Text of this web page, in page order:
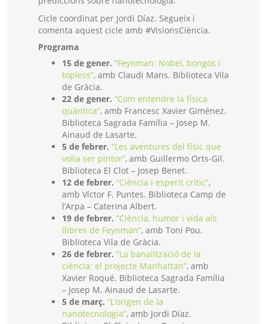
Cicle coordinat per Jordi Díaz. Segueix i
comenta aquest cicle amb #VisionsCiència.
Programa
15 de gener. “Feynman: Nobel, bongos i
topless”, amb Claudi Mans. Biblioteca Vila
de Gràcia.
22 de gener. “Com entendre la física
quàntica”, amb Francesc Xavier Giménez.
Biblioteca Sagrada Família – Josep M.
Ainaud de Lasarte.
5 de febrer. “Les aventures del físic que
volia ser pintor”, amb Guillermo Orts-Gil.
Biblioteca El Clot – Josep Benet.
12 de febrer. “Ciència i esperit crític”,
amb Víctor F. Puntes. Biblioteca Camp de
l’Arpa – Caterina Albert.
19 de febrer. “Ciència, humor i vida als
llibres de Feynman”, amb Toni Pou.
Biblioteca Vila de Gràcia.
26 de febrer. “La banalització de la
ciència: el projecte Manhattan”, amb
Xavier Roqué. Biblioteca Sagrada Família
– Josep M. Ainaud de Lasarte.
5 de març. “L’origen de la
nanotecnologia”, amb Jordi Díaz.